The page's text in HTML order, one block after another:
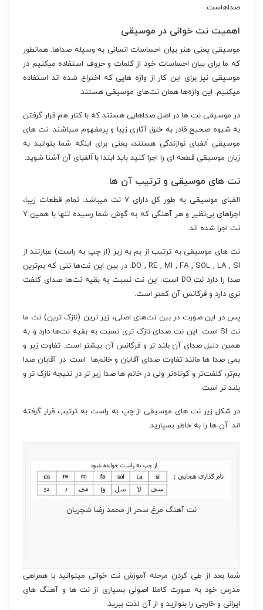
صداهاست.
اهمیت نت خوانی در موسیقی
موسیقی یعنی هنر بیان احساسات انسانی به وسیله صداها. همانطور
که ما برای بیان احساسات خود از کلمات و حروف استفاده میکنیم در
موسیقی نیز برای این کار از واژه هایی که اختراع شده اند استفاده
میکنیم. این واژه‌ها همان نت‌های موسیقی هستند.
در موسیقی نت ها در اصل صداهایی هستند که با کنار هم قرار گرفتن
به شیوه صحیح قادر به خلق آثاری زیبا و پرمفهوم میباشند. نت های
موسیقی اَلفبای نوازندگی هستند، یعنی برای اینکه شما بتوانید به
زبان موسیقی قطعه ای را اجرا کنید باید ابتدا با اَلفبای آن آشنا شوید.
نت های موسیقی و ترتیب آن ها
الفبای موسیقی به طور کل دارای ۷ نت میباشد. تمام قطعات زیبا،
اجراهای بی‌نظیر و هر آهنگی که به گوش شما رسیده تنها با همین ۷
نت اجرا شده اند.
نت های موسیقی به ترتیب از بم به زیر (از چپ به راست) عبارتند از
DO , RE , MI , FA , SOL , LA , SI. در بین این نت‌ها نتی که بم‌ترین
صدا را دارد نت DO است. این نت نسبت به بقیه نت‌ها صدای کلفت
تری دارد و فرکانس آن کمتر است.
پس در این صورت در بین نت‌های اصلی، زیر ترین (نازک ترین) نت ما
نت SI است. این نت صدای نازک تری نسبت به بقیه نت‌ها دارد و به
همین دلیل صدای آن بلند تر و فرکانس آن بیشتر است. تفاوت زیر و
بمی صدا ها مانند تفاوت صدای آقایان و خانم‌ها است. در آقایان صدا
بم‌تر، کلفت‌تر و کوتاه‌تر ولی در خانم ها صدا زیر تر در نتیجه نازک تر و
بلند تر است.
در شکل زیر نت های موسیقی از چپ به راست به ترتیب قرار گرفته
اند. آن ها را به خاطر بسپارید.
نت آهنگ مرغ سحر از محمد رضا شجریان
شما بعد از طی کردن مرحله آموزش نت خوانی میتوانید با همراهی
مدرس خود به صورت کاملا اصولی بسیاری از نت ها و آهنگ های
ایرانی و خارجی را بنوازید و از آن لذت ببرید.